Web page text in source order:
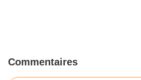
Commentaires